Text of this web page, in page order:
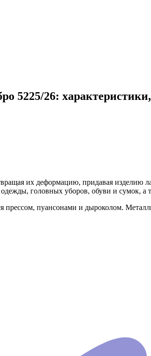
5225/26:
их деформацию, придавая
головных уборов, обуви и сумок,
прессом, пуансонами и дыроколом.